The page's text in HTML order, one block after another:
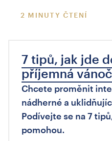
2 MINUTY ČTENÍ
7 tipů, jak jde
příjemná
Chcete proměnit
nádherné a
Podívejte se na 7
pomohou.